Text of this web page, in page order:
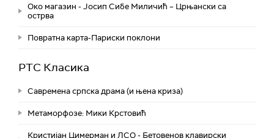
Око магазин - Јосип Сибе Миличић – Црњански са
острва
Повратна карта-Париски поклони
РТС Класика
Савремена српска драма (и њена криза)
Метаморфозе: Мики Крстовић
Кристијан Цимерман и ЛСО - Бетовенов клавирски